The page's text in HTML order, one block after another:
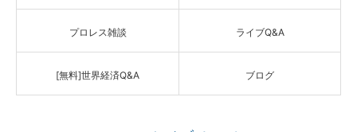
プロレス雑談 ライブQ&A
[無料]世界経済Q&A ブログ